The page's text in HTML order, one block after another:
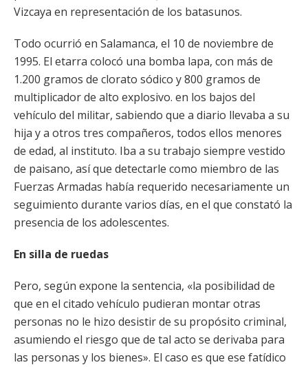
Vizcaya en representación de los batasunos.
Todo ocurrió en Salamanca, el 10 de noviembre de
1995. El etarra colocó una bomba lapa, con más de
1.200 gramos de clorato sódico y 800 gramos de
multiplicador de alto explosivo. en los bajos del
vehículo del militar, sabiendo que a diario llevaba a su
hija y a otros tres compañeros, todos ellos menores
de edad, al instituto. Iba a su trabajo siempre vestido
de paisano, así que detectarle como miembro de las
Fuerzas Armadas había requerido necesariamente un
seguimiento durante varios días, en el que constató la
presencia de los adolescentes.
En silla de ruedas
Pero, según expone la sentencia, «la posibilidad de
que en el citado vehículo pudieran montar otras
personas no le hizo desistir de su propósito criminal,
asumiendo el riesgo que de tal acto se derivaba para
las personas y los bienes». El caso es que ese fatídico